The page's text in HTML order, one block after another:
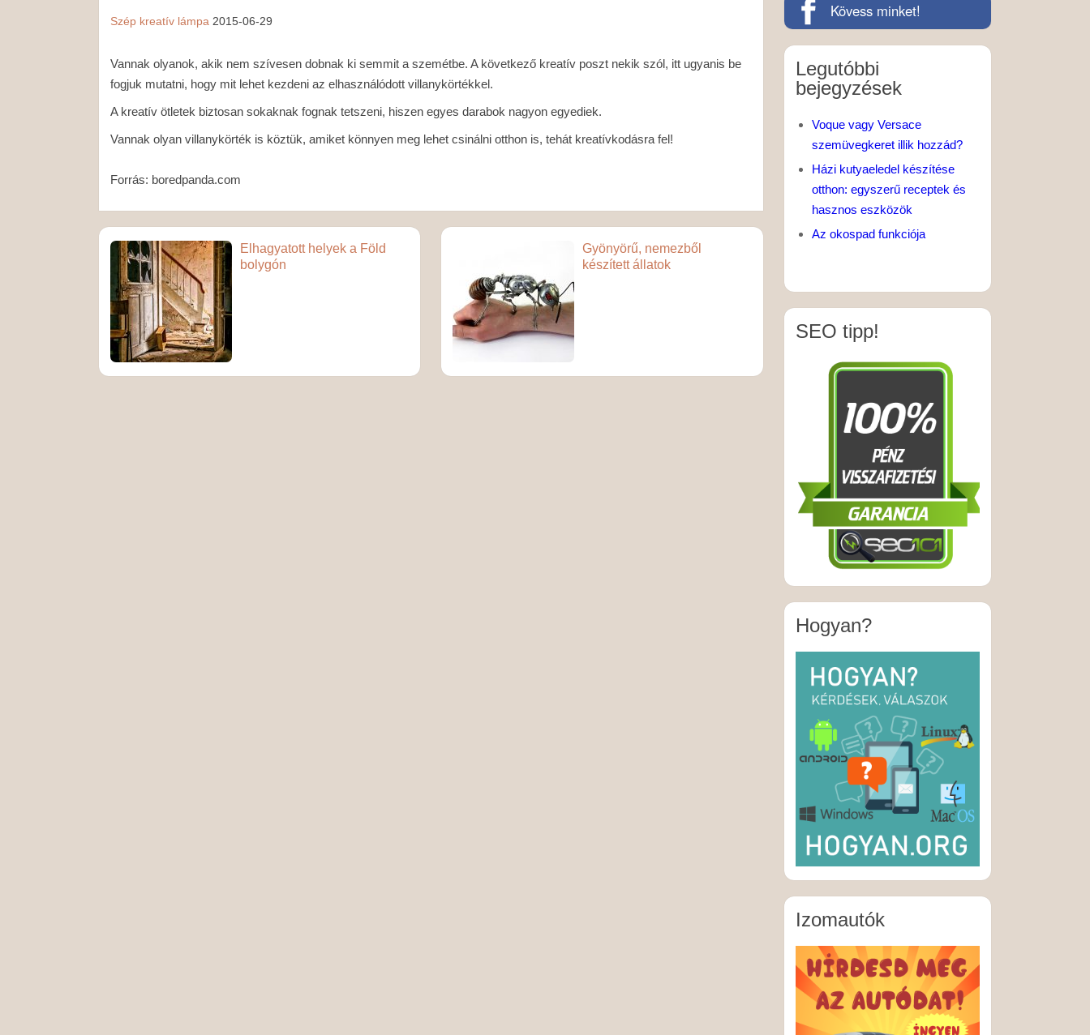
Szép kreatív lámpa 2015-06-29
Vannak olyanok, akik nem szívesen dobnak ki semmit a szemétbe. A következő kreatív poszt nekik szól, itt ugyanis be
fogjuk mutatni, hogy mit lehet kezdeni az elhasználódott villanykörtékkel.
A kreatív ötletek biztosan sokaknak fognak tetszeni, hiszen egyes darabok nagyon egyediek.
Vannak olyan villanykörték is köztük, amiket könnyen meg lehet csinálni otthon is, tehát kreatívkodásra fel!
Forrás: boredpanda.com
Elhagyatott helyek a Föld
bolygón
Gyönyörű, nemezből
készített állatok
Kövess minket!
Legutóbbi
bejegyzések
Voque vagy Versace
szemüvegkeret illik hozzád?
Házi kutyaeledel készítése
otthon: egyszerű receptek és
hasznos eszközök
Az okospad funkciója
SEO tipp!
Hogyan?
Izomautók